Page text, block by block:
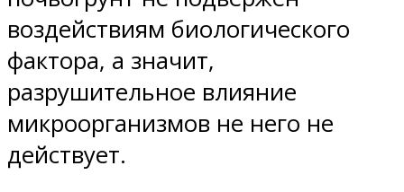
воздействиям биологического
фактора, а значит,
разрушительное влияние
микроорганизмов не него не
действует.